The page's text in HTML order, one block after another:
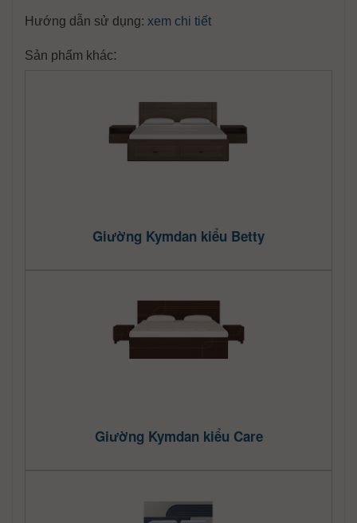
Hướng dẫn sử dụng: xem chi tiết
Sản phẩm khác:
Giường Kymdan kiểu Betty
Giường Kymdan kiểu Care